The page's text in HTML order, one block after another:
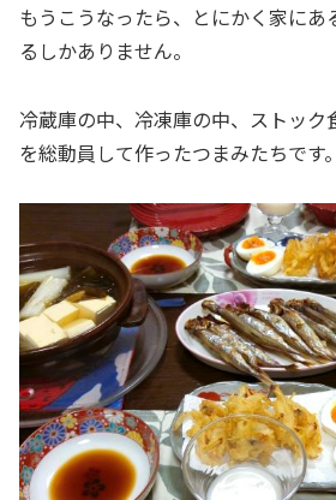
もうこうなったら、とにかく家にあ
るしかありません。
冷蔵庫の中、冷凍庫の中、ストック
を総動員して作ったつまみたちです。